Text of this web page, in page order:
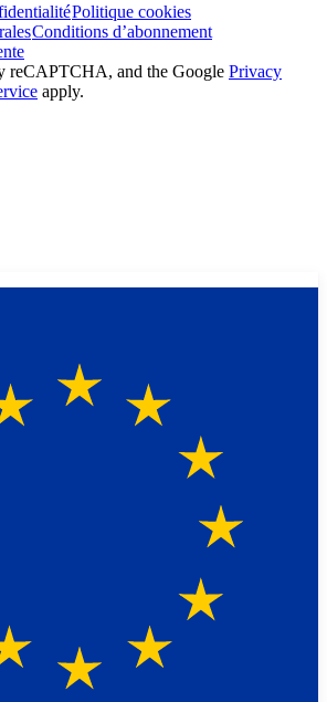
Politique cookies
Conditions d’abonnement
reCAPTCHA, and the Google Privacy
apply.